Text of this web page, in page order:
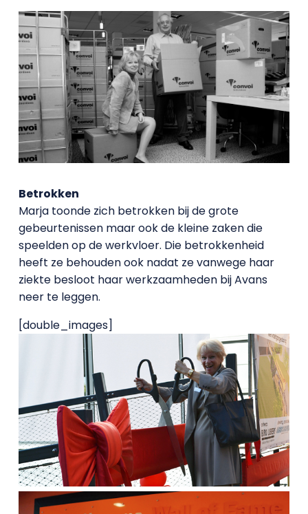
Betrokken
Marja toonde zich betrokken bij de grote
gebeurtenissen maar ook de kleine zaken die
speelden op de werkvloer. Die betrokkenheid
heeft ze behouden ook nadat ze vanwege haar
ziekte besloot haar werkzaamheden bij Avans
neer te leggen.
[double_images]